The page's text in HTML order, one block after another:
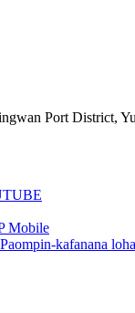
Port District,
Mobile
Paompin-kafanana